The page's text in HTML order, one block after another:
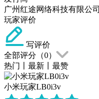
广州红途网络科技有限公司
玩家评价
写评价
全部评分（0）
热门
最新 最赞
小米玩家LB0i3v